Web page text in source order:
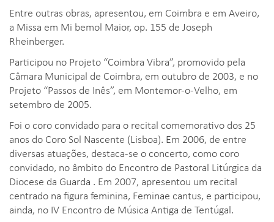
Entre outras obras, apresentou, em Coimbra e em Aveiro,
a Missa em Mi bemol Maior, op. 155 de Joseph
Rheinberger.
Participou no Projeto “Coimbra Vibra”, promovido pela
Câmara Municipal de Coimbra, em outubro de 2003, e no
Projeto “Passos de Inês”, em Montemor-o-Velho, em
setembro de 2005.
Foi o coro convidado para o recital comemorativo dos 25
anos do Coro Sol Nascente (Lisboa). Em 2006, de entre
diversas atuações, destaca-se o concerto, como coro
convidado, no âmbito do Encontro de Pastoral Litúrgica da
Diocese da Guarda . Em 2007, apresentou um recital
centrado na figura feminina, Feminae cantus, e participou,
ainda, no IV Encontro de Música Antiga de Tentúgal.